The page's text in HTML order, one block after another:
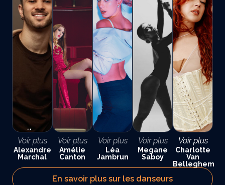
Voir plus
Alexandre
Marchal
Voir plus
Amélie
Canton
Voir plus
Léa
Jambrun
Voir plus
Megane
Saboy
Voir plus
Charlotte
Van
Belleghem
En savoir plus sur les danseurs